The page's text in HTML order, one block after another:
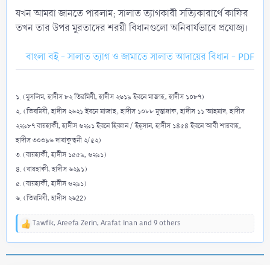
যখন আমরা জানতে পারলাম; সালাত ত্যাগকারী সত্যিকারার্থে কাফির
তখন তার উপর মুরতাদের শরয়ী বিধানগুলো অনিবার্যভাবে প্রযোজ্য।
বাংলা বই - সালাত ত্যাগ ও জামাতে সালাত আদায়ের বিধান - PDF
১. (মুসলিম, হাদীস ৮২ তিরমিযী, হাদীস ২৬১৯ ইবনে মাজাহ, হাদীস ১০৮৭)
২. (তিরমিযী, হাদীস ২৬২১ ইবনে মাজাহ, হাদীস ১০৮৮ মুস্তাদ্রাক, হাদীস ১১ আহমাদ, হাদীস
২২৯৮৭ বায়হাকী, হাদীস ৬২৯১ ইবনে হিব্বান / ইহ্সান, হাদীস ১৪৫৪ ইবনে আবী শায়বাহ,
হাদীস ৩০৩৯৬ দারাকুত্বনী ২/৫২)
৩. (বায়হাকী, হাদীস ১৫৫৯, ৬২৯১)
৪. (বায়হাকী, হাদীস ৬২৯১)
৫. (বায়হাকী, হাদীস ৬২৯১)
৬. (তিরমিযী, হাদীস ২৬22)
R
Tawfik, Areefa Zerin, Arafat Inan and 9 others